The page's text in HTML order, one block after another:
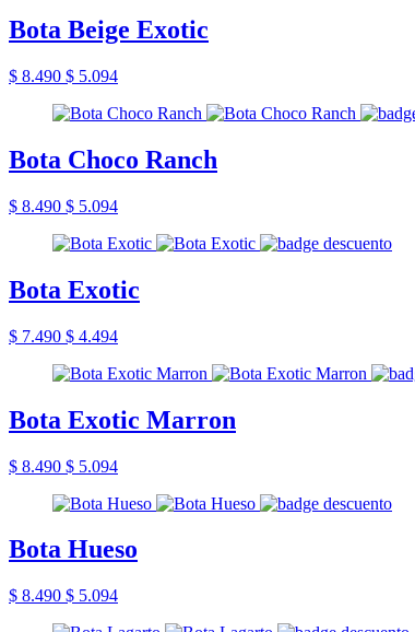
Bota Beige Exotic
$ 8.490 $ 5.094
Bota Choco Ranch
$ 8.490 $ 5.094
Bota Exotic
$ 7.490 $ 4.494
Bota Exotic Marron
$ 8.490 $ 5.094
Bota Hueso
$ 8.490 $ 5.094